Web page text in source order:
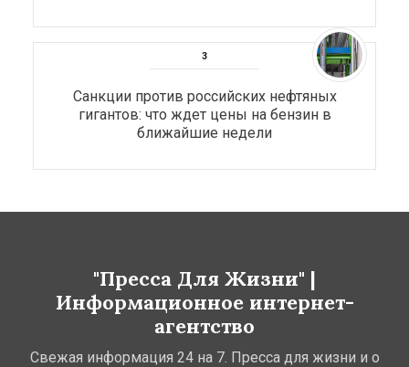
Санкции против российских нефтяных
гигантов: что ждет цены на бензин в
ближайшие недели
"Пресса Для Жизни" |
Информационное интернет-
агентство
Свежая информация 24 на 7. Пресса для жизни и о